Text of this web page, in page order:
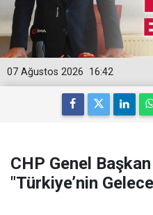
16:42
07 Ağustos 2026
CHP Genel Başkan
"Türkiye’nin